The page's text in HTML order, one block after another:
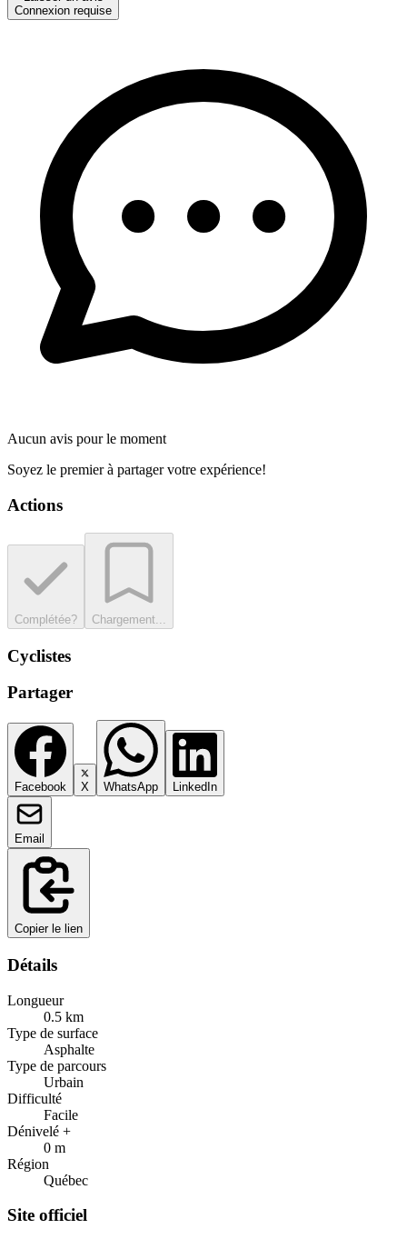
Connexion requise
Aucun avis pour le moment
Soyez le premier à partager votre expérience!
Actions
Complétée? Chargement...
Cyclistes
Partager
Facebook X WhatsApp LinkedIn
Email
Copier le lien
Détails
Longueur
0.5 km
Type de surface
Asphalte
Type de parcours
Urbain
Difficulté
Facile
Dénivelé +
0 m
Région
Québec
Site officiel